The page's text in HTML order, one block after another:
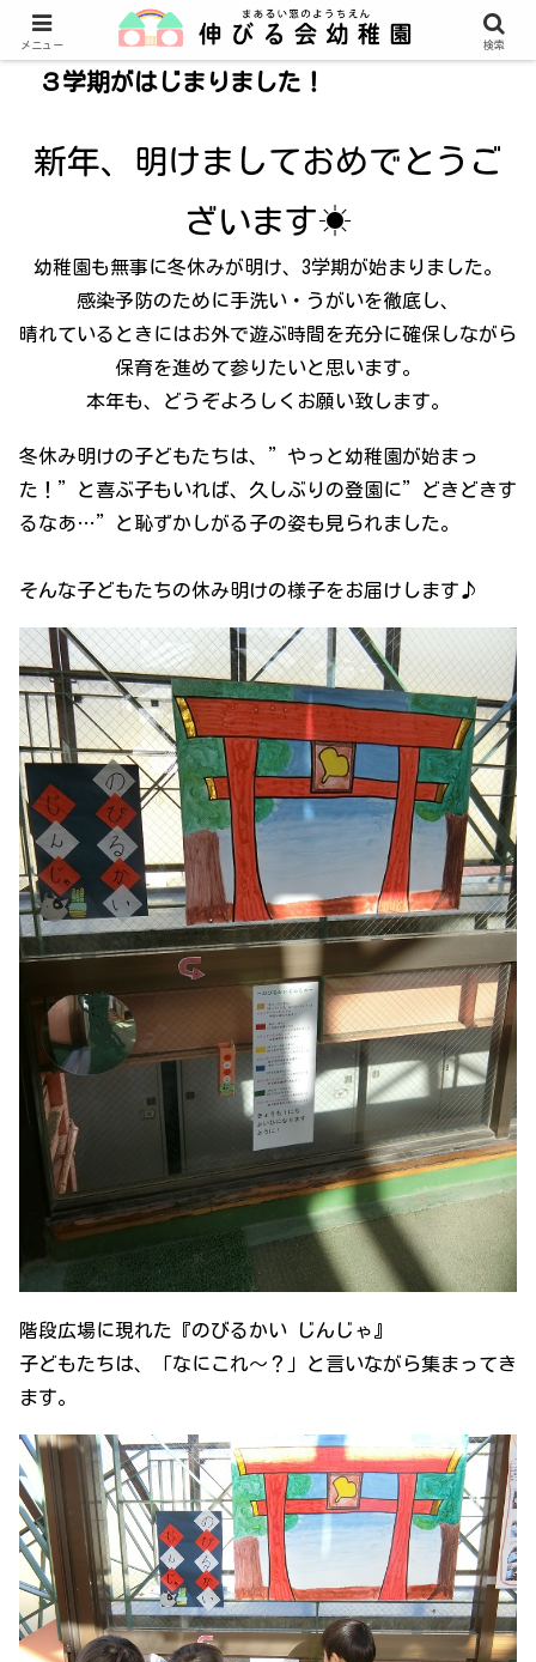
３学期がはじまりました！
新年、明けましておめでとうご
ざいます☀
幼稚園も無事に冬休みが明け、3学期が始まりました。
感染予防のために手洗い・うがいを徹底し、
晴れているときにはお外で遊ぶ時間を充分に確保しながら
保育を進めて参りたいと思います。
本年も、どうぞよろしくお願い致します。
冬休み明けの子どもたちは、”やっと幼稚園が始まっ
た！”と喜ぶ子もいれば、久しぶりの登園に”どきどきす
るなあ…”と恥ずかしがる子の姿も見られました。
そんな子どもたちの休み明けの様子をお届けします♪
階段広場に現れた『のびるかい じんじゃ』
子どもたちは、「なにこれ～？」と言いながら集まってき
ます。
メニュー 検索